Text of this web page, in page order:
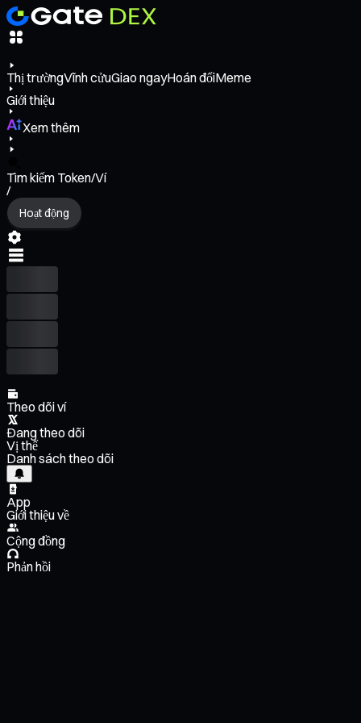
Thị trườngVĩnh cửuGiao ngayHoán đổiMeme
Giới thiệu
Xem thêm
Tìm kiếm Token/Ví
/
Hoạt động
Theo dõi ví
Đang theo dõi
Vị thế
Danh sách theo dõi
App
Giới thiệu về
Cộng đồng
Phản hồi